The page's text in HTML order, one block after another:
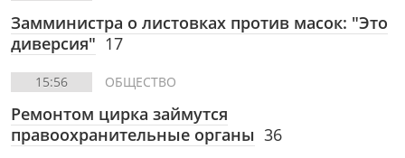
Замминистра о листовках против масок: "Это
диверсия" 17
15:56 ОБЩЕСТВО
Ремонтом цирка займутся
правоохранительные органы 36